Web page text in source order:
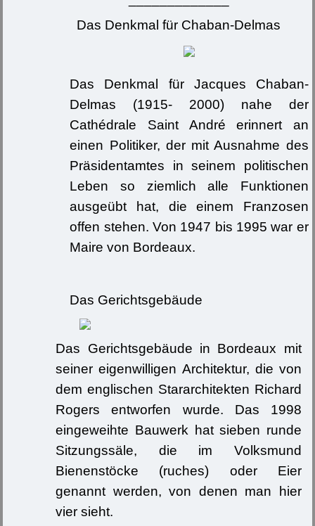
Das Denkmal für Chaban-Delmas
Das Denkmal für Jacques Chaban-
Delmas (1915- 2000) nahe der
Cathédrale Saint André erinnert an
einen Politiker, der mit Ausnahme des
Präsidentamtes in seinem politischen
Leben so ziemlich alle Funktionen
ausgeübt hat, die einem Franzosen
offen stehen. Von 1947 bis 1995 war er
Maire von Bordeaux.
Das Gerichtsgebäude
Das Gerichtsgebäude in Bordeaux mit
seiner eigenwilligen Architektur, die von
dem englischen Stararchitekten Richard
Rogers entworfen wurde. Das 1998
eingeweihte Bauwerk hat sieben runde
Sitzungssäle, die im Volksmund
Bienenstöcke (ruches) oder Eier
genannt werden, von denen man hier
vier sieht.